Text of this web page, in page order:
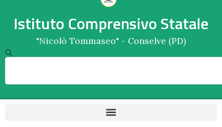
Istituto Comprensivo Statale
"Nicolò Tommaseo" - Conselve (PD)